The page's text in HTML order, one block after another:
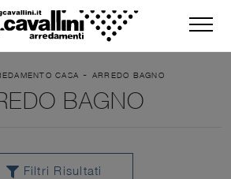
CASA - ARREDO BAGNO
BAGNO
Filtri Risultati